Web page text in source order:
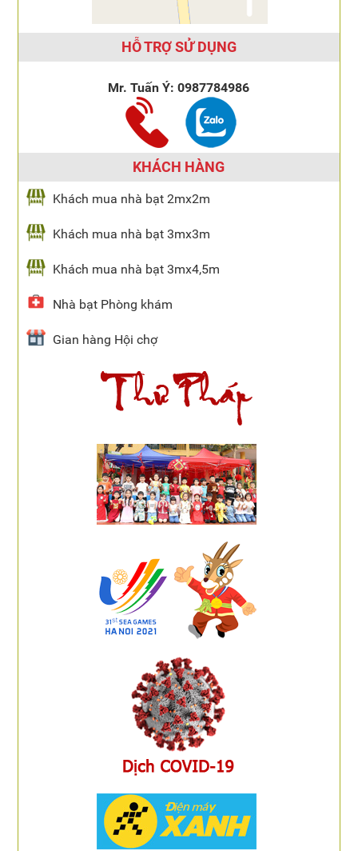
HỖ TRỢ SỬ DỤNG
Mr. Tuấn Ý:0987784986
KHÁCH HÀNG
Khách mua nhà bạt 2mx2m
Khách mua nhà bạt 3mx3m
Khách mua nhà bạt 3mx4,5m
Nhà bạt Phòng khám
Gian hàng Hội chợ